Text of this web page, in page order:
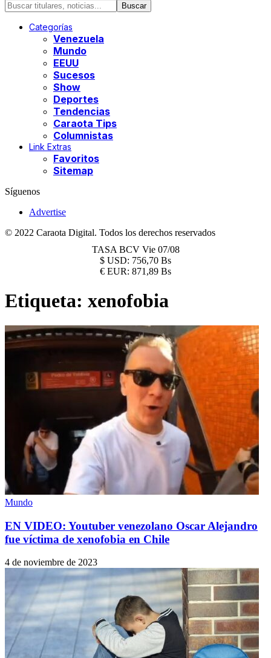
Categorías
Venezuela
Mundo
EEUU
Sucesos
Show
Deportes
Tendencias
Caraota Tips
Columnistas
Link Extras
Favoritos
Sitemap
Síguenos
Advertise
© 2022 Caraota Digital. Todos los derechos reservados
TASA BCV Vie 07/08
$ USD: 756,70 Bs
€ EUR: 871,89 Bs
Etiqueta: xenofobia
Mundo
EN VIDEO: Youtuber venezolano Oscar Alejandro
fue víctima de xenofobia en Chile
4 de noviembre de 2023